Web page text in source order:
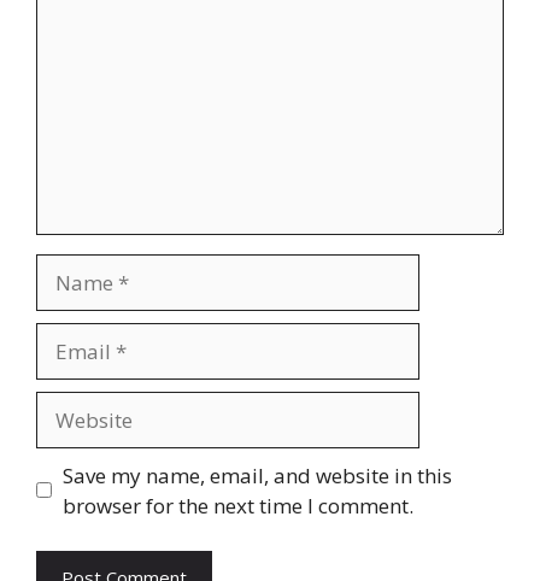
Save my name, email, and website in this
browser for the next time I comment.